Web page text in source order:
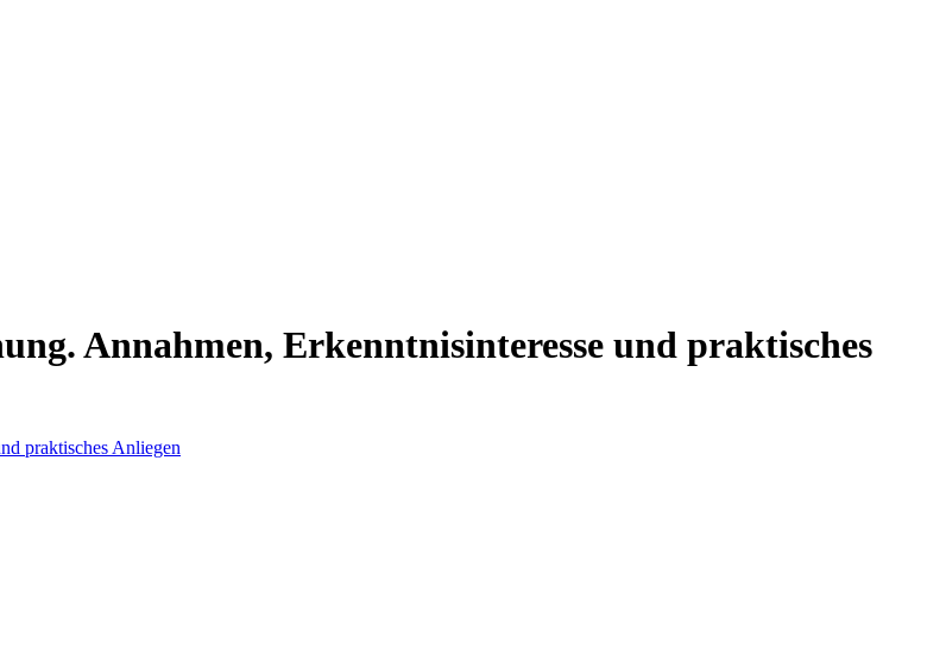
Annahmen, Erkenntnisinteresse und praktisches